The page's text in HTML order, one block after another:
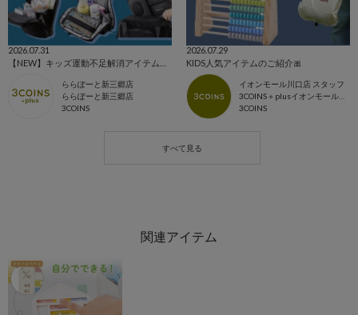
2026.07.31
ららぽーと新三郷店
ららぽーと新三郷店
3COINS
2026.07.29
KIDS人気アイテムのご紹介🎀
イオンモール川口店 スタッフ
3COINS